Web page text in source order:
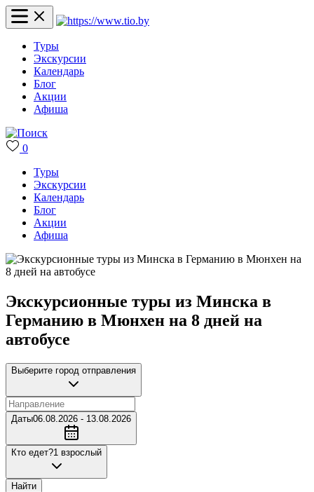
Туры
Экскурсии
Календарь
Блог
Акции
Афиша
0
Туры
Экскурсии
Календарь
Блог
Акции
Афиша
Экскурсионные туры из Минска в
Германию в Мюнхен на 8 дней на
автобусе
Выберите город отправления
Даты06.08.2026 - 13.08.2026
Кто едет?1 взрослый
Найти